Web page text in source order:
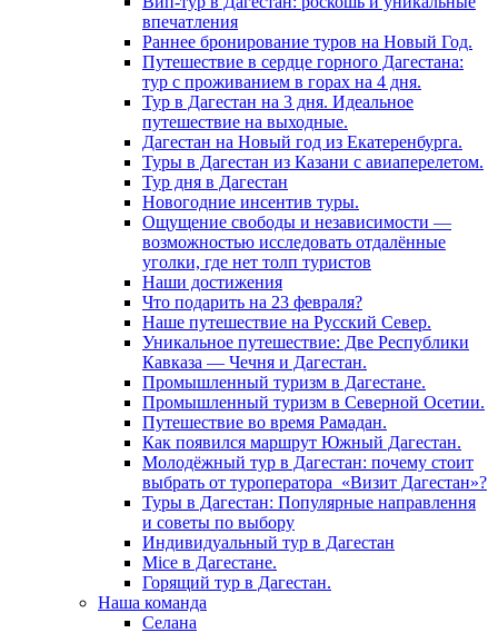
впечатления
Раннее бронирование туров на Новый Год.
Путешествие в сердце горного Дагестана:
тур с проживанием в горах на 4 дня.
Тур в Дагестан на 3 дня. Идеальное
путешествие на выходные.
Дагестан на Новый год из Екатеренбурга.
Туры в Дагестан из Казани с авиаперелетом.
Тур дня в Дагестан
Новогодние инсентив туры.
Ощущение свободы и независимости —
возможностью исследовать отдалённые
уголки, где нет толп туристов
Наши достижения
Что подарить на 23 февраля?
Наше путешествие на Русский Север.
Уникальное путешествие: Две Республики
Кавказа — Чечня и Дагестан.
Промышленный туризм в Дагестане.
Промышленный туризм в Северной Осетии.
Путешествие во время Рамадан.
Как появился маршрут Южный Дагестан.
Молодёжный тур в Дагестан: почему стоит
выбрать от туроператора «Визит Дагестан»?
Туры в Дагестан: Популярные направлення
и советы по выбору
Индивидуальный тур в Дагестан
Mice в Дагестане.
Горящий тур в Дагестан.
Наша команда
Селана